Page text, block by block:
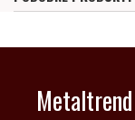
Metaltrend